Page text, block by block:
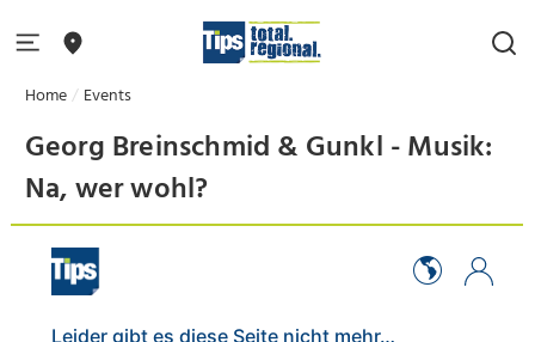
Home Events
Georg Breinschmid & Gunkl - Musik:
Na, wer wohl?